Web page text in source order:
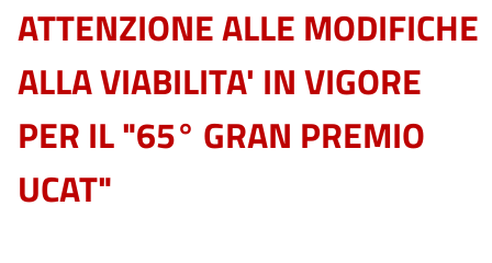
ATTENZIONE ALLE MODIFICHE
ALLA VIABILITA' IN VIGORE
PER IL "65° GRAN PREMIO
UCAT"